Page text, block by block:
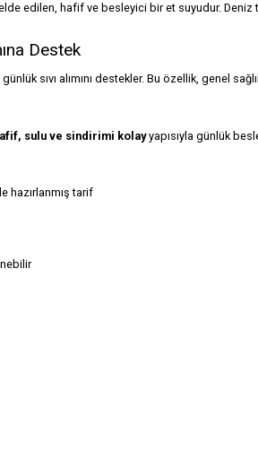
edilen, hafif ve besleyici bir et suyudur.
Destek
sıvı alımını destekler. Bu özellik, genel
sulu ve sindirimi kolayyapısıyla günlük
hazırlanmış tarif